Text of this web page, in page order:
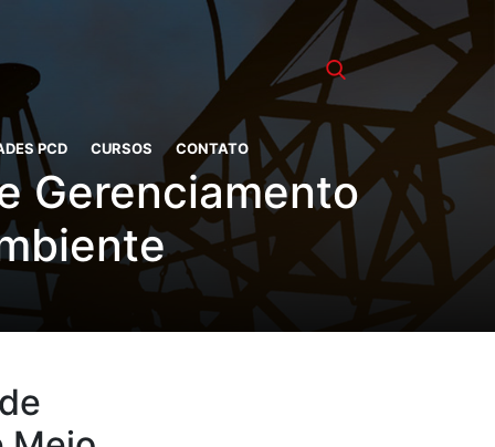
PCD CURSOS CONTATO
Gerenciamento